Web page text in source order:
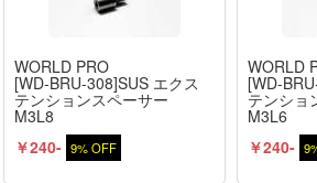
WORLD PRO
[WD-BRU-308]SUS エクス
テンションスペーサー
M3L8
￥240- 9% OFF
WORLD
[WD-
テンシ
M3L6
￥240-